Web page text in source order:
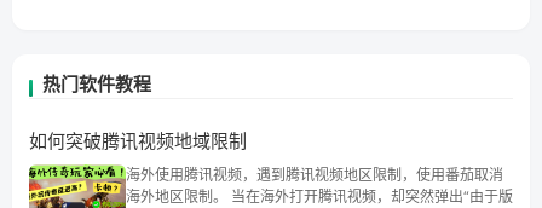
热门软件教程
如何突破腾讯视频地域限制
海外使用腾讯视频，遇到腾讯视频地区限制，使用番茄取消
海外地区限制。 当在海外打开腾讯视频，却突然弹出“由于版